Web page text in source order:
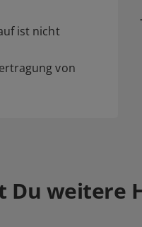
ist nicht
von
Du weitere